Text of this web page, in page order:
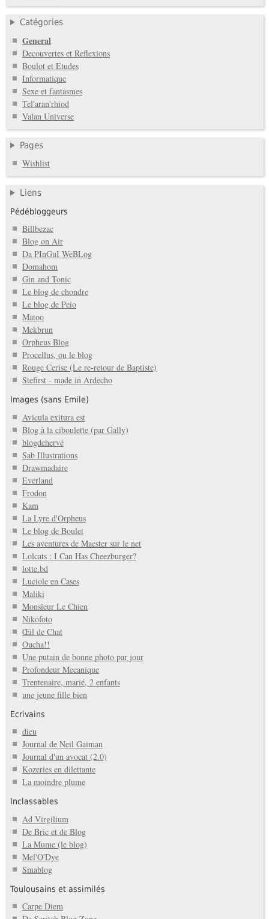
Catégories
General
Decouvertes et Reflexions
Boulot et Etudes
Informatique
Sexe et fantasmes
Tel'aran'rhiod
Valan Universe
Pages
Wishlist
Liens
Pédébloggeurs
Billbezac
Blog on Air
Da PInGuI WeBLog
Domahom
Gin and Tonic
Le blog de chondre
Le blog de Peio
Matoo
Mekbrun
Orpheus Blog
Procellus, ou le blog
Rouge Cerise (Le re-retour de Baptiste)
Stefirst - made in Ardecho
Images (sans Emile)
Avicula exitura est
Blog à la ciboulette (par Gally)
blogdehervé
Sab Illustrations
Drawmadaire
Everland
Frodon
Kam
La Lyre d'Orpheus
Le blog de Boulet
Les aventures de Maester sur le net
Lolcats : I Can Has Cheezburger?
lotte.bd
Luciole en Cases
Maliki
Monsieur Le Chien
Nikofoto
Œil de Chat
Oucha!!
Une putain de bonne photo par jour
Profondeur Mecanique
Trentenaire, marié, 2 enfants
une jeune fille bien
Ecrivains
dieu
Journal de Neil Gaiman
Journal d'un avocat (2.0)
Kozeries en dilettante
La moindre plume
Inclassables
Ad Virgilium
De Bric et de Blog
La Mume (le blog)
Mel'O'Dye
Smablog
Toulousains et assimilés
Carpe Diem